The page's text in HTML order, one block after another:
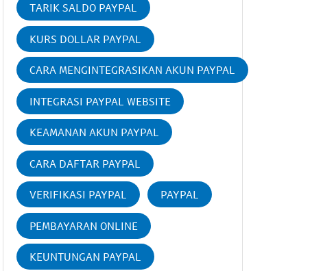
TARIK SALDO PAYPAL
KURS DOLLAR PAYPAL
CARA MENGINTEGRASIKAN AKUN PAYPAL
INTEGRASI PAYPAL WEBSITE
KEAMANAN AKUN PAYPAL
CARA DAFTAR PAYPAL
VERIFIKASI PAYPAL PAYPAL
PEMBAYARAN ONLINE
KEUNTUNGAN PAYPAL